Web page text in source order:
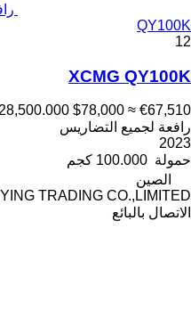
QY100K
12
XCMG QY100K
$78,000 ≈ €67,510
رافعة لجميع التضاريس
2023
حمولة 100.000 كجم
الصين
TRADING CO.,LIMITED
الاتصال بالبائع